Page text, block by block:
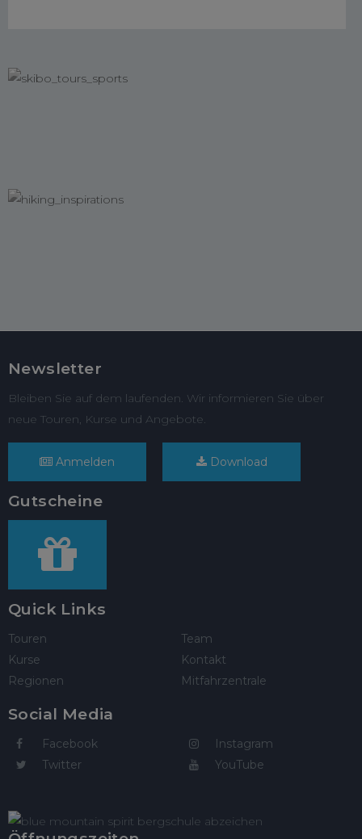
Newsletter
Bleiben Sie auf dem laufenden. Wir informieren Sie über
neue Touren, Kurse und Angebote.
Anmelden Download
Gutscheine
Quick Links
Touren
Kurse
Regionen
Team
Kontakt
Mitfahrzentrale
Social Media
Facebook
Twitter
Instagram
YouTube